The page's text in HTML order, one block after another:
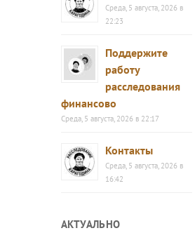
Среда, 5 августа, 2026 в
22:23
Поддержите
работу
расследования
финансово
Среда, 5 августа, 2026 в 22:17
Контакты
Среда, 5 августа, 2026 в
16:42
АКТУАЛЬНО